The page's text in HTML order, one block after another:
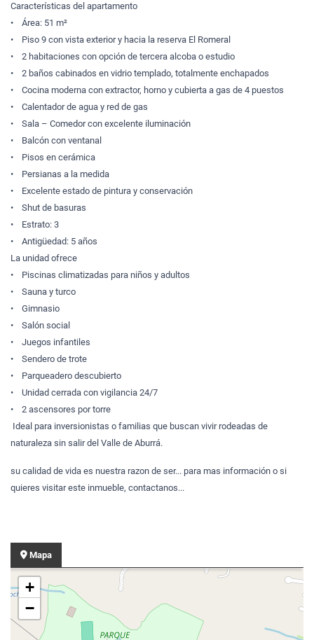
Características del apartamento
• Área: 51 m²
• Piso 9 con vista exterior y hacia la reserva El Romeral
• 2 habitaciones con opción de tercera alcoba o estudio
• 2 baños cabinados en vidrio templado, totalmente enchapados
• Cocina moderna con extractor, horno y cubierta a gas de 4 puestos
• Calentador de agua y red de gas
• Sala – Comedor con excelente iluminación
• Balcón con ventanal
• Pisos en cerámica
• Persianas a la medida
• Excelente estado de pintura y conservación
• Shut de basuras
• Estrato: 3
• Antigüedad: 5 años
La unidad ofrece
• Piscinas climatizadas para niños y adultos
• Sauna y turco
• Gimnasio
• Salón social
• Juegos infantiles
• Sendero de trote
• Parqueadero descubierto
• Unidad cerrada con vigilancia 24/7
• 2 ascensores por torre
Ideal para inversionistas o familias que buscan vivir rodeadas de
naturaleza sin salir del Valle de Aburrá.
su calidad de vida es nuestra razon de ser... para mas información o si
quieres visitar este inmueble, contactanos...
Mapa
+
−